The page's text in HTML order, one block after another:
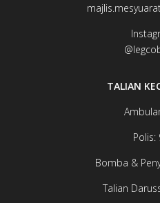
TALIAN
Polis:
Bomba &
Talian